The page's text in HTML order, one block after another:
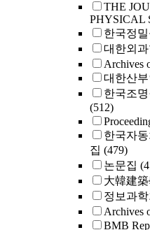
THE
PHYSICAL
한국정밀
대한외
Archives
대한산
한국조
(512)
한국자
집 (479)
논문집
大韓建
정보과학
Archives
BMB